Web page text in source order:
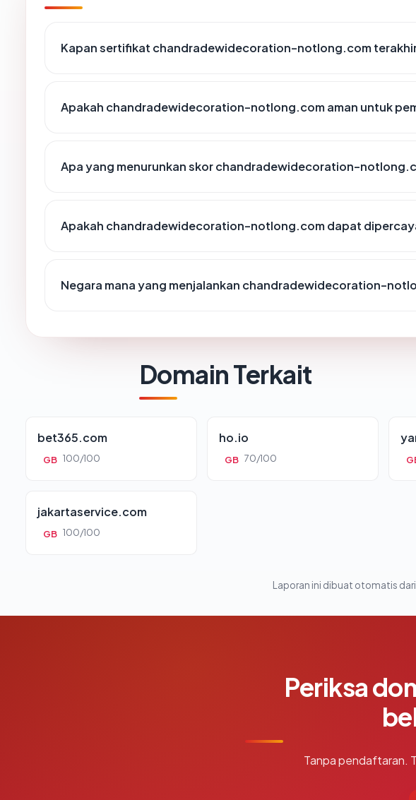
Kapan sertifikat chandradewidecoration-notlong.com
Apakah chandradewidecoration-notlong.com aman untuk
Apa yang menurunkan skor chandradewidecoration-
Apakah chandradewidecoration-notlong.com dapat
Negara mana yang menjalankan chandradewidecoration-
Domain Terkait
bet365.com
GB 100/100
ho.io
GB 70/100
jakartaservice.com
GB 100/100
Laporan ini dibuat otomatis
Periksa
Tanpa pendaftaran.